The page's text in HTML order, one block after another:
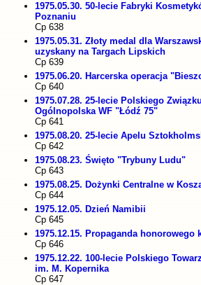
1975.05.30. 50-lecie Fabryki
Poznaniu
Cp 638
1975.05.31. Złoty medal dla
uzyskany na Targach Lipskich
Cp 639
1975.06.20. Harcerska operacja
Cp 640
1975.07.28. 25-lecie Polskiego
Ogólnopolska WF "Łódź 75"
Cp 641
1975.08.20. 25-lecie Apelu
Cp 642
1975.08.23. Święto "Trybuny Ludu"
Cp 643
1975.08.25. Dożynki Centralne w
Cp 644
1975.12.05. Dzień Namibii
Cp 645
1975.12.15. Propaganda honorowego
Cp 646
1975.12.22. 100-lecie Polskiego
im. M. Kopernika
Cp 647